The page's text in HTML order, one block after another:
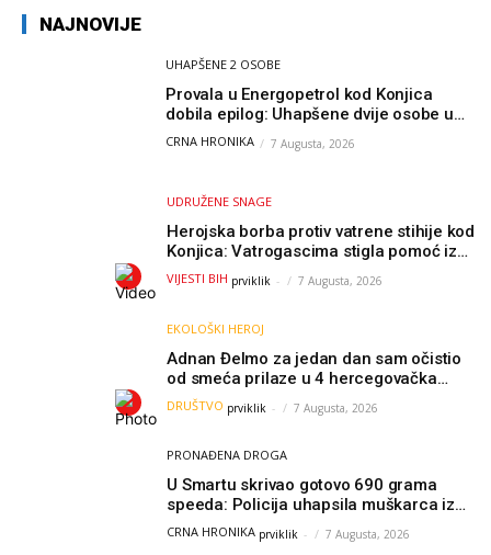
NAJNOVIJE
UHAPŠENE 2 OSOBE
Provala u Energopetrol kod Konjica
dobila epilog: Uhapšene dvije osobe u
Čapljini i Jablanici
CRNA HRONIKA 7 Augusta, 2026
UDRUŽENE SNAGE
Herojska borba protiv vatrene stihije kod
Konjica: Vatrogascima stigla pomoć iz
Sarajeva, helikopteri i Air Tractori
udružili snage
VIJESTI BIH prviklik - 7 Augusta, 2026
EKOLOŠKI HEROJ
Adnan Đelmo za jedan dan sam očistio
od smeća prilaze u 4 hercegovačka
grada: “Danas nisam čistio samo smeće,
čistio sam sliku o nama”
DRUŠTVO prviklik - 7 Augusta, 2026
PRONAĐENA DROGA
U Smartu skrivao gotovo 690 grama
speeda: Policija uhapsila muškarca iz
Hercegovine
CRNA HRONIKA prviklik - 7 Augusta, 2026